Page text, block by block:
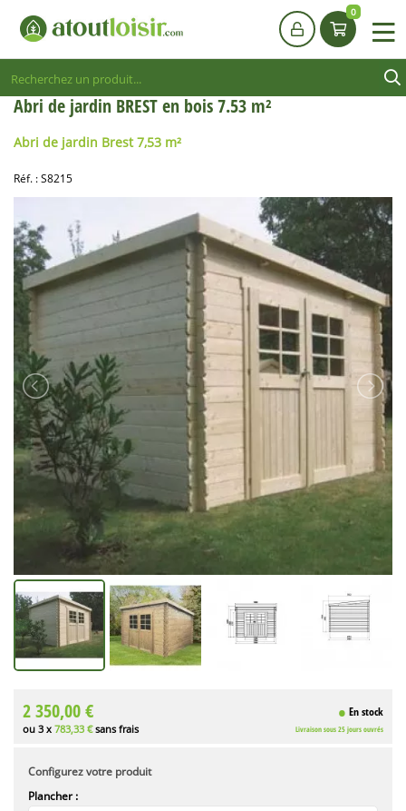
Abri de jardin BREST en bois 7.53 m²
Abri de jardin Brest 7,53 m²
Réf. :S8215
2 350,00 €
ou 3 x 783,33 €sans frais
En stock
Livraison sous 25 jours ouvrés
Configurez votre produit
Plancher :
0